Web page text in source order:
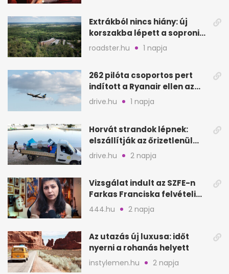
Extrákból nincs hiány: új
korszakba lépett a soproni
Fagus Hotel
roadster.hu 1 napja
262 pilóta csoportos pert
indított a Ryanair ellen az
Egyesült Királyságban
drive.hu 1 napja
Horvát strandok lépnek:
elszállítják az őrizetlenül
hagyott törölközőket
drive.hu 2 napja
Vizsgálat indult az SZFE-n
Farkas Franciska felvételi
videója után
444.hu 2 napja
Az utazás új luxusa: időt
nyerni a rohanás helyett
instylemen.hu 2 napja